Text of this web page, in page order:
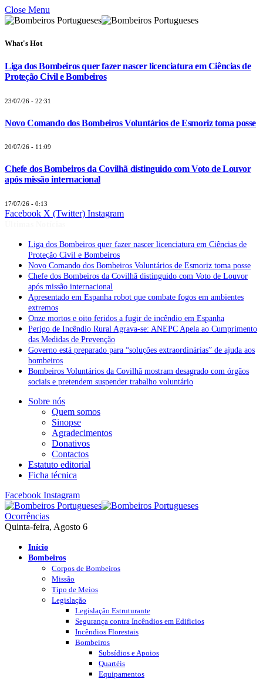
Close Menu
What's Hot
Liga dos Bombeiros quer fazer nascer licenciatura em Ciências de
Proteção Civil e Bombeiros
23/07/26 - 22:31
Novo Comando dos Bombeiros Voluntários de Esmoriz toma posse
20/07/26 - 11:09
Chefe dos Bombeiros da Covilhã distinguido com Voto de Louvor
após missão internacional
17/07/26 - 0:13
Facebook X (Twitter) Instagram
Liga dos Bombeiros quer fazer nascer licenciatura em Ciências de
Proteção Civil e Bombeiros
Novo Comando dos Bombeiros Voluntários de Esmoriz toma posse
Chefe dos Bombeiros da Covilhã distinguido com Voto de Louvor
após missão internacional
Apresentado em Espanha robot que combate fogos em ambientes
extremos
Onze mortos e oito feridos a fugir de incêndio em Espanha
Perigo de Incêndio Rural Agrava-se: ANEPC Apela ao Cumprimento
das Medidas de Prevenção
Governo está preparado para “soluções extraordinárias” de ajuda aos
bombeiros
Bombeiros Voluntários da Covilhã mostram desagrado com órgãos
sociais e pretendem suspender trabalho voluntário
Sobre nós
Quem somos
Sinopse
Agradecimentos
Donativos
Contactos
Estatuto editorial
Ficha técnica
Facebook Instagram
Ocorrências
Quinta-feira, Agosto 6
Início
Bombeiros
Corpos de Bombeiros
Missão
Tipo de Meios
Legislação
Legislação Estruturante
Segurança contra Incêndios em Edificios
Incêndios Florestais
Bombeiros
Subsídios e Apoios
Quartéis
Equipamentos